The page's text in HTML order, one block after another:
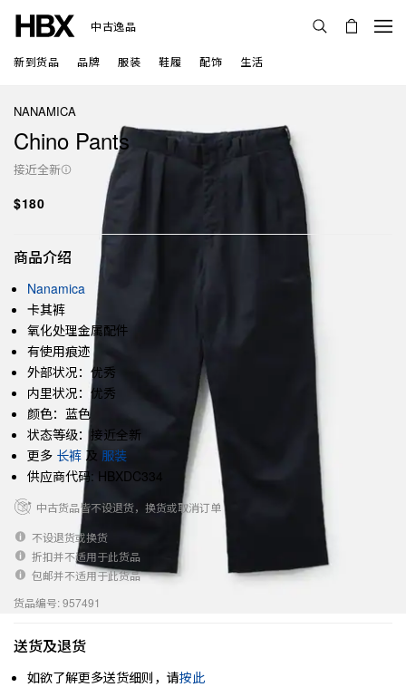
中古逸品
新到货品 品牌 服装 鞋履 配饰 生活
NANAMICA
Chino Pants
接近全新
$180
商品介绍
Nanamica
卡其裤
氧化处理金属配件
有使用痕迹
外部状况：优秀
内里状况：优秀
颜色：蓝色
状态等级：接近全新
更多 长裤 及 服装
供应商代码: HBXDC334
中古货品皆不设退货，换货或取消订单
不设退货或换货
折扣并不适用于此货品
包邮并不适用于此货品
货品编号: 957491
送货及退货
如欲了解更多送货细则，请按此